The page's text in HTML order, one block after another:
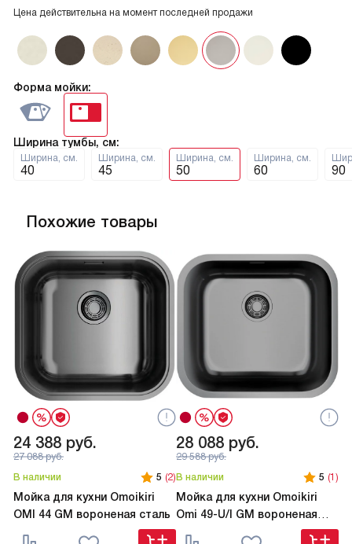
Форма мойки:
Ширина тумбы, см:
Ширина, см.
40
Ширина, см.
45
Ширина, см.
50
Ширина, см.
60 90
Цена действительна на момент последней продажи
Похожие товары
24 388 руб.
27 088руб.
В наличии
5 (2)
Мойка для кухни Omoikiri
OMI 44 GM вороненая сталь
28 088 руб.
29 588руб.
В наличии
5 (1)
Мойка для кухни Omoikiri
Omi 49-U/I GM вороненая